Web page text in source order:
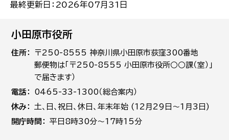
最終更新日：2026年07月31日
小田原市役所
住所
〒250-8555 神奈川県小田原市荻窪300番地
郵便物は「〒250-8555 小田原市役所○○課（室）」
で届きます）
電話
0465-33-1300（総合案内）
休み
土､日､祝日、休日、年末年始 (12月29日～1月3日)
開庁時間
平日8時30分～17時15分